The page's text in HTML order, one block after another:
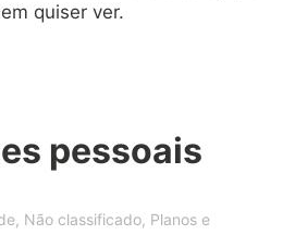
quiser ver.
pessoais
, Não classificado, Planos e